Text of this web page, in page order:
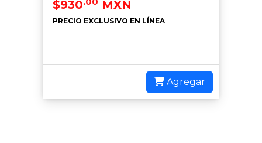
$930 MXN
PRECIO EXCLUSIVO EN LÍNEA
Agregar